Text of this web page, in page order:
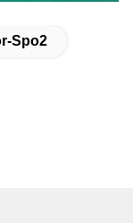
Spo2